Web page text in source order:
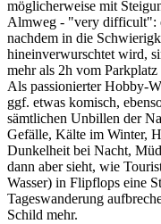
möglicherweise mit
Almweg - "very difficult":
nachdem in die
hineinverwurschtet wird,
mehr als 2h vom
Als passionierter Hobby-
ggf. etwas komisch,
sämtlichen Unbillen der
Gefälle, Kälte im Winter,
Dunkelheit bei Nacht,
dann aber sieht, wie
Wasser) in Flipflops eine
Tageswanderung
Schild mehr.